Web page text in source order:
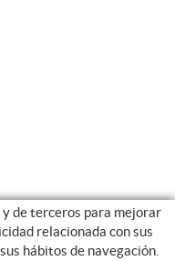
de terceros para mejorar
relacionada con sus
hábitos de navegación.